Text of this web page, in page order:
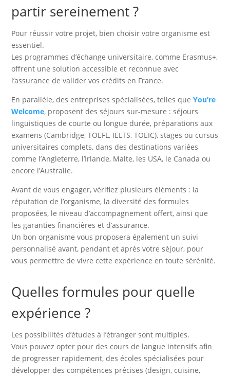
partir sereinement ?
Pour réussir votre projet, bien choisir votre organisme est
essentiel.
Les programmes d’échange universitaire, comme Erasmus+,
offrent une solution accessible et reconnue avec
l’assurance de valider vos crédits en France.
En parallèle, des entreprises spécialisées, telles que You’re
Welcome, proposent des séjours sur-mesure : séjours
linguistiques de courte ou longue durée, préparations aux
examens (Cambridge, TOEFL, IELTS, TOEIC), stages ou cursus
universitaires complets, dans des destinations variées
comme l’Angleterre, l’Irlande, Malte, les USA, le Canada ou
encore l’Australie.
Avant de vous engager, vérifiez plusieurs éléments : la
réputation de l’organisme, la diversité des formules
proposées, le niveau d’accompagnement offert, ainsi que
les garanties financières et d’assurance.
Un bon organisme vous proposera également un suivi
personnalisé avant, pendant et après votre séjour, pour
vous permettre de vivre cette expérience en toute sérénité.
Quelles formules pour quelle
expérience ?
Les possibilités d’études à l’étranger sont multiples.
Vous pouvez opter pour des cours de langue intensifs afin
de progresser rapidement, des écoles spécialisées pour
développer des compétences précises (design, cuisine,